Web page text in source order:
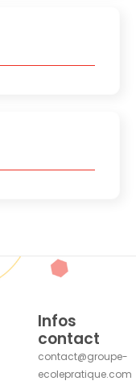
Infos
contact
contact@groupe-
ecolepratique.com